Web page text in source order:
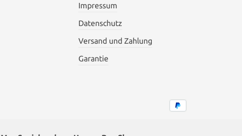
Impressum
Datenschutz
Versand und Zahlung
Garantie